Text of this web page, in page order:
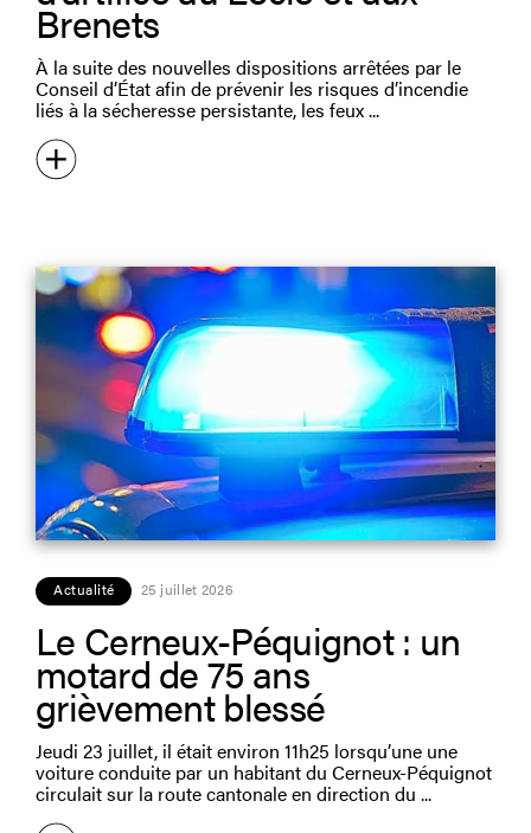
Brenets
À la suite des nouvelles dispositions arrêtées par le
Conseil d’État afin de prévenir les risques d’incendie
liés à la sécheresse persistante, les feux
Actualité 25 juillet 2026
Le Cerneux-Péquignot : un
motard de 75 ans
grièvement blessé
Jeudi 23 juillet, il était environ 11h25 lorsqu’une une
voiture conduite par un habitant du Cerneux-Péquignot
circulait sur la route cantonale en direction du